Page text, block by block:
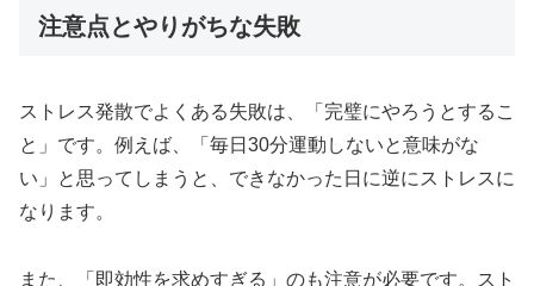
注意点とやりがちな失敗
ストレス発散でよくある失敗は、「完璧にやろうとするこ
と」です。例えば、「毎日30分運動しないと意味がな
い」と思ってしまうと、できなかった日に逆にストレスに
なります。
また、「即効性を求めすぎる」のも注意が必要です。スト